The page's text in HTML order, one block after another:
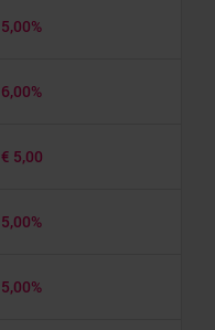
5,00%
6,00%
€ 5,00
5,00%
5,00%